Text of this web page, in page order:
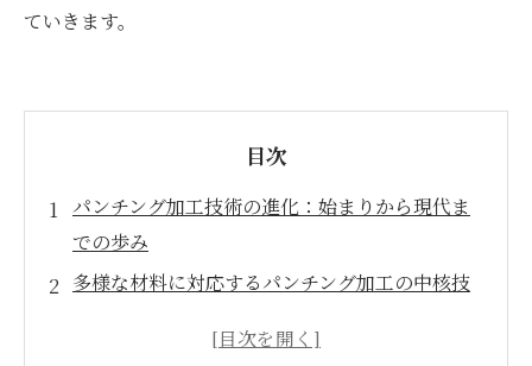
ていきます。
目次
パンチング加工技術の進化：始まりから現代ま
での歩み
多様な材料に対応するパンチング加工の中核技